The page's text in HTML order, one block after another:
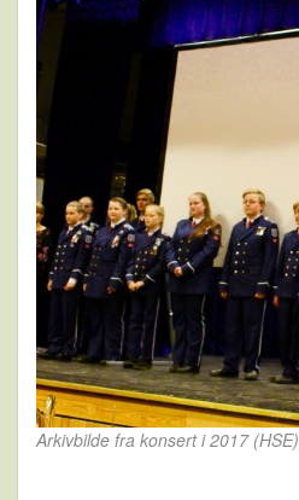
Arkivbilde fra konsert i 2017 (HSE)